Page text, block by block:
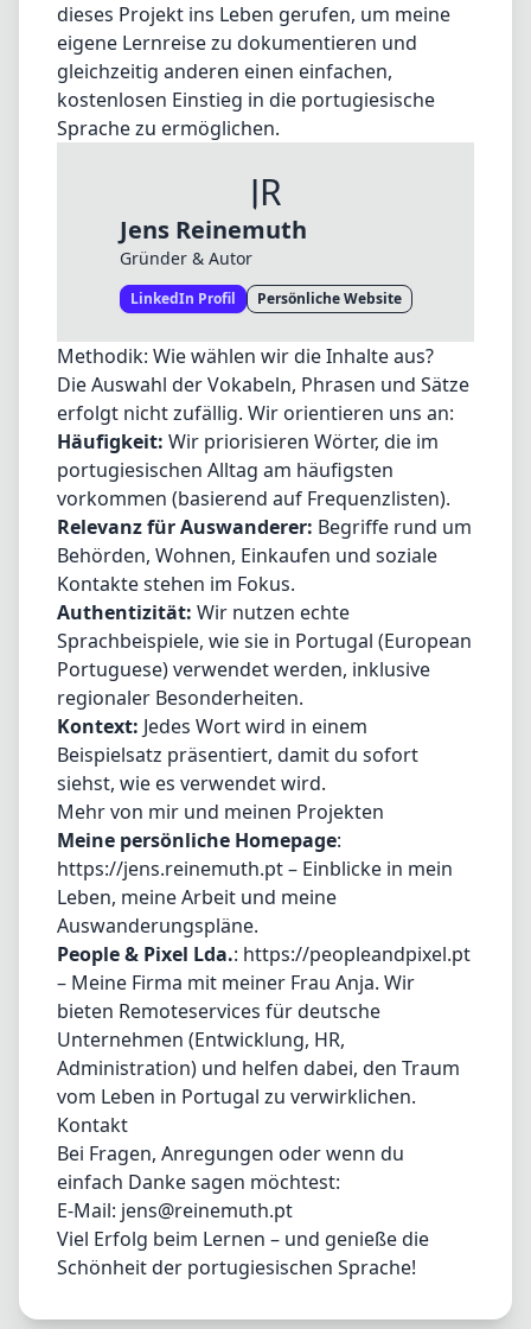
dieses Projekt ins Leben gerufen, um meine
eigene Lernreise zu dokumentieren und
gleichzeitig anderen einen einfachen,
kostenlosen Einstieg in die portugiesische
Sprache zu ermöglichen.
JR
Jens Reinemuth
Gründer & Autor
LinkedIn Profil Persönliche Website
Methodik: Wie wählen wir die Inhalte aus?
Die Auswahl der Vokabeln, Phrasen und Sätze
erfolgt nicht zufällig. Wir orientieren uns an:
Häufigkeit: Wir priorisieren Wörter, die im
portugiesischen Alltag am häufigsten
vorkommen (basierend auf Frequenzlisten).
Relevanz für Auswanderer: Begriffe rund um
Behörden, Wohnen, Einkaufen und soziale
Kontakte stehen im Fokus.
Authentizität: Wir nutzen echte
Sprachbeispiele, wie sie in Portugal (European
Portuguese) verwendet werden, inklusive
regionaler Besonderheiten.
Kontext: Jedes Wort wird in einem
Beispielsatz präsentiert, damit du sofort
siehst, wie es verwendet wird.
Mehr von mir und meinen Projekten
Meine persönliche Homepage:
https://jens.reinemuth.pt– Einblicke in mein
Leben, meine Arbeit und meine
Auswanderungspläne.
People & Pixel Lda.: https://peopleandpixel.pt
– Meine Firma mit meiner Frau Anja. Wir
bieten Remoteservices für deutsche
Unternehmen (Entwicklung, HR,
Administration) und helfen dabei, den Traum
vom Leben in Portugal zu verwirklichen.
Kontakt
Bei Fragen, Anregungen oder wenn du
einfach Danke sagen möchtest:
E-Mail: jens@reinemuth.pt
Viel Erfolg beim Lernen – und genieße die
Schönheit der portugiesischen Sprache!